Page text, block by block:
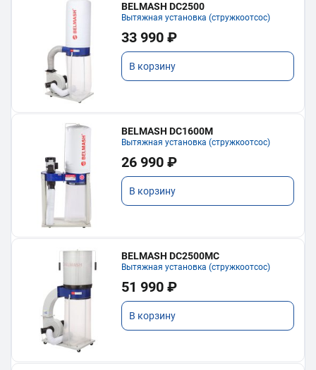
BELMASH DC2500
Вытяжная установка (стружкоотсос)
33 990 ₽
В корзину
BELMASH DC1600M
Вытяжная установка (стружкоотсос)
26 990 ₽
В корзину
BELMASH DC2500MC
Вытяжная установка (стружкоотсос)
51 990 ₽
В корзину